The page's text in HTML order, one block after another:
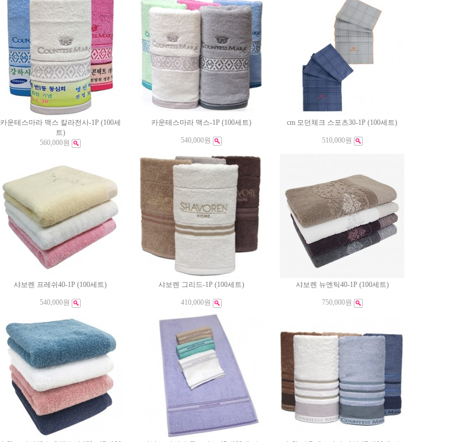
카운테스마라 맥스 칼라전사-1P (100세
트)
560,000원
카운테스마라 맥스-1P (100세트)
540,000원
cm 모던체크 스포츠30-1P (100세트)
510,000원
샤보렌 프레쉬40-1P (100세트)
540,000원
샤보렌 그리드-1P (100세트)
410,000원
샤보렌 뉴엔틱40-1P (100세트)
750,000원